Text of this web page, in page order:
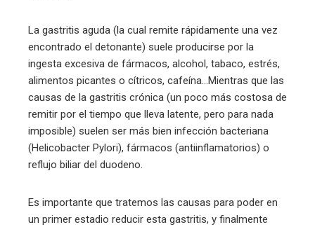
La gastritis aguda (la cual remite rápidamente una vez
encontrado el detonante) suele producirse por la
ingesta excesiva de fármacos, alcohol, tabaco, estrés,
alimentos picantes o cítricos, cafeína…Mientras que las
causas de la gastritis crónica (un poco más costosa de
remitir por el tiempo que lleva latente, pero para nada
imposible) suelen ser más bien infección bacteriana
(Helicobacter Pylori), fármacos (antiinflamatorios) o
reflujo biliar del duodeno.
Es importante que tratemos las causas para poder en
un primer estadio reducir esta gastritis, y finalmente